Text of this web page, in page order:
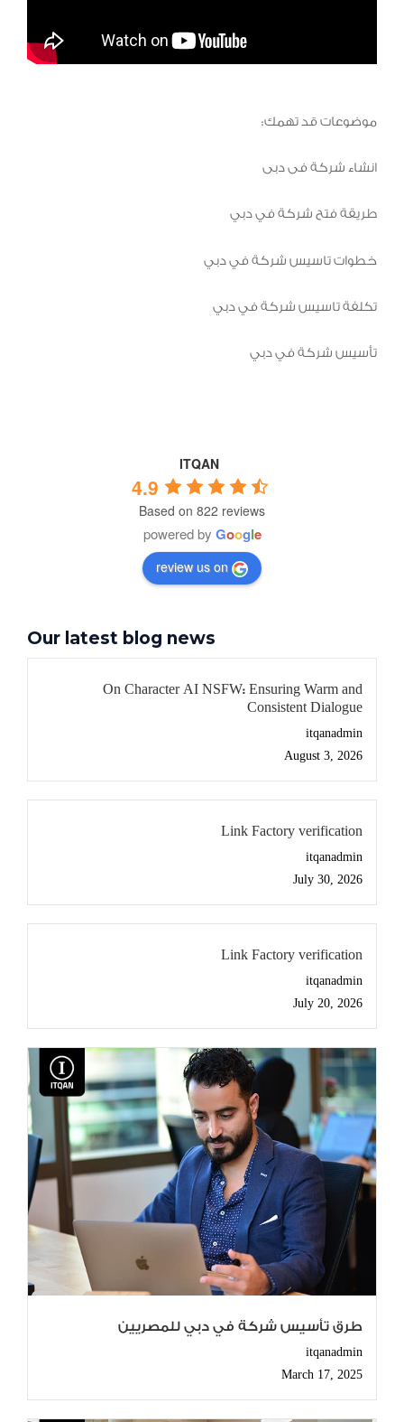
موضوعات قد تهمك:
انشاء شركة فى دبى
طريقة فتح شركة في دبي
خطوات تاسيس شركة في دبي
تكلفة تاسيس شركة في دبي
تأسيس شركة في دبي
ITQAN
4.9
Based on 822 reviews
powered by Google
review us on
Our latest blog news
On Character AI NSFW: Ensuring Warm and
Consistent Dialogue
itqanadmin
August 3, 2026
Link Factory verification
itqanadmin
July 30, 2026
Link Factory verification
itqanadmin
July 20, 2026
طرق تأسيس شركة في دبي للمصريين
itqanadmin
March 17, 2025